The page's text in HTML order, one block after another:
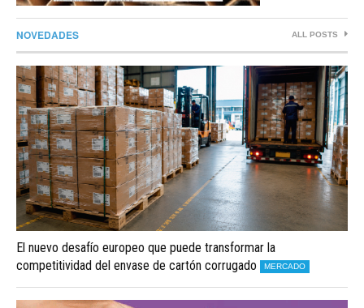
NOVEDADES ALL POSTS
El nuevo desafío europeo que puede transformar la
competitividad del envase de cartón corrugado
MERCADO